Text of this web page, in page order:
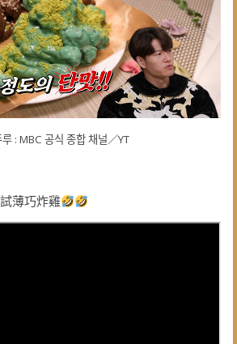
: MBC 공식 종합 채널／YT
薄巧炸雞